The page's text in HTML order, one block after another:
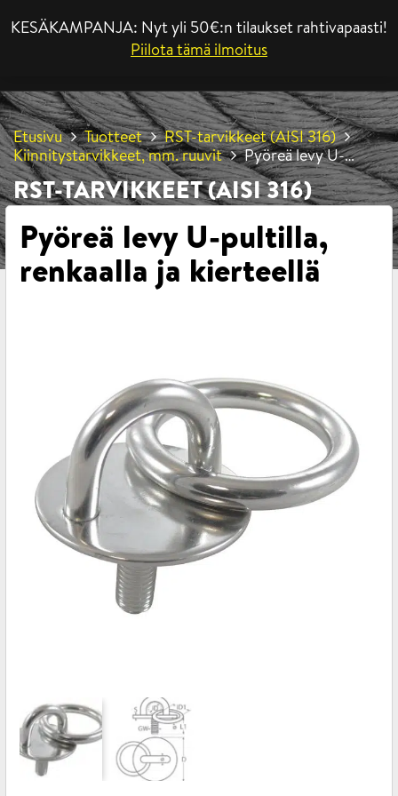
KESÄKAMPANJA: Nyt yli 50€:n tilaukset rahtivapaasti!
Piilota tämä ilmoitus
Etusivu Tuotteet
RST-tarvikkeet (AISI 316)
Kiinnitystarvikkeet, mm. ruuvit
Pyöreä levy U-
pultilla, renkaalla ja kierteellä
RST-TARVIKKEET (AISI 316)
Pyöreä levy U-pultilla,
renkaalla ja kierteellä